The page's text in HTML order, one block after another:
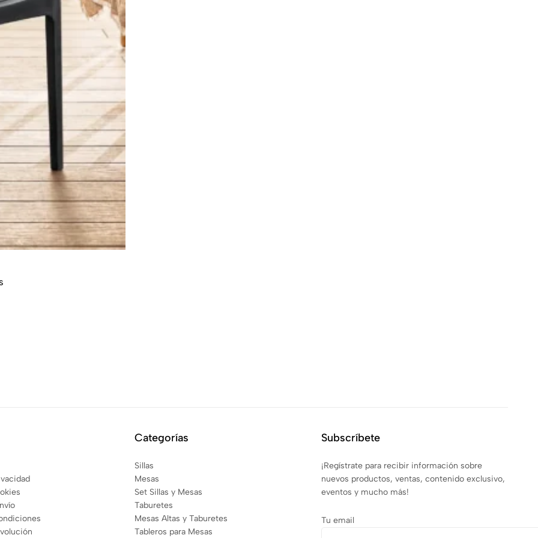
Categorías
Sillas
Mesas
Set Sillas y Mesas
Taburetes
Mesas Altas y Taburetes
Tableros para Mesas
Subscríbete
¡Regístrate para recibir información sobre
nuevos productos, ventas, contenido exclusivo,
eventos y mucho más!
Tu email